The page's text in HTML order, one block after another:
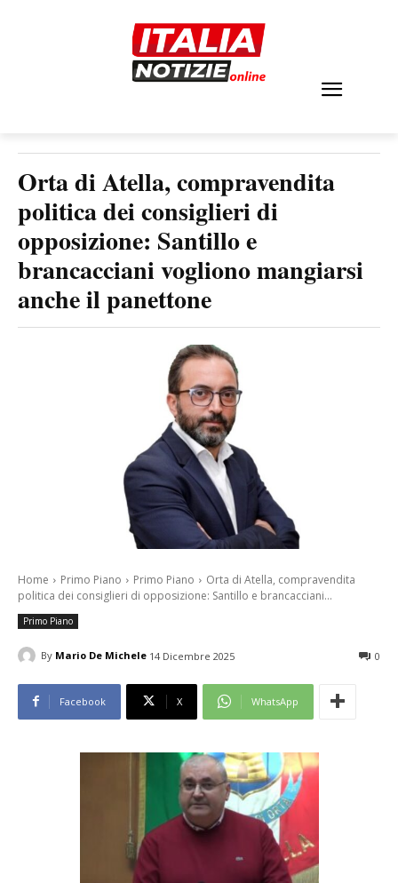
Orta di Atella, compravendita
politica dei consiglieri di
opposizione: Santillo e
brancacciani vogliono mangiarsi
anche il panettone
Home Primo Piano Primo Piano
Orta di Atella, compravendita
politica dei consiglieri di opposizione: Santillo e brancacciani...
Primo Piano
By Mario De Michele 14 Dicembre 2025 0
Facebook X WhatsApp